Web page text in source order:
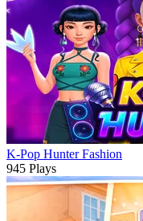
K-Pop Hunter Fashion
945 Plays